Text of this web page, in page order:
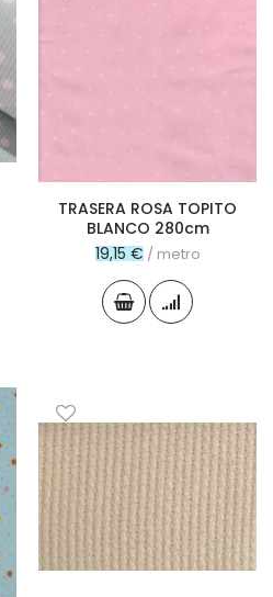
TRASERA ROSA TOPITO
BLANCO 280cm
19,15 € / metro